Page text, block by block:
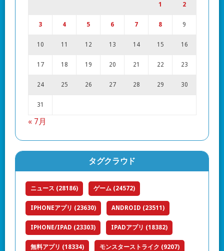
1 2
3 4 5 6 7 8 9
10 11 12 13 14 15 16
17 18 19 20 21 22 23
24 25 26 27 28 29 30
31
« 7月
タグクラウド
ニュース (28186) ゲーム (24572)
IPHONEアプリ (23630) ANDROID (23511)
IPHONE/IPAD (23303) IPADアプリ (18382)
無料アプリ (18334) モンスターストライク (9207)